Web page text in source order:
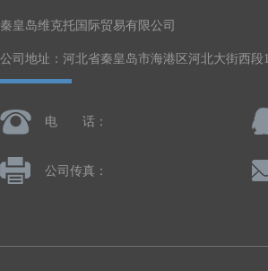
秦皇岛维克托国际贸易有限公司
公司地址：河北省秦皇岛市海港区河北大街西
电 话：
公司传真：